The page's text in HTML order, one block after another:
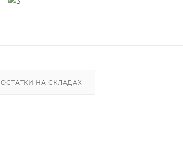
ОСТАТКИ НА СКЛАДАХ